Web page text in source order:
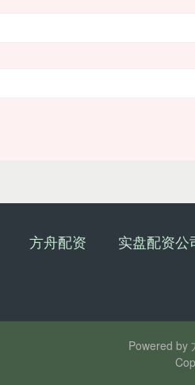
方舟配资 实盘配资公
Powered by